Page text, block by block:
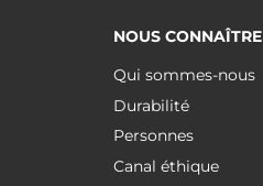
NOUS CONNAÎTRE
Qui sommes-nous
Durabilité
Personnes
Canal éthique